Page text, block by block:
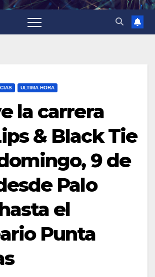
ULTIMA HORA
la carrera
& Black Tie
9 de
Palo
el
Punta